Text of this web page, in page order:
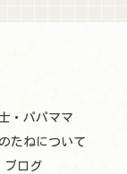
・パパママ
たねについて
ブログ